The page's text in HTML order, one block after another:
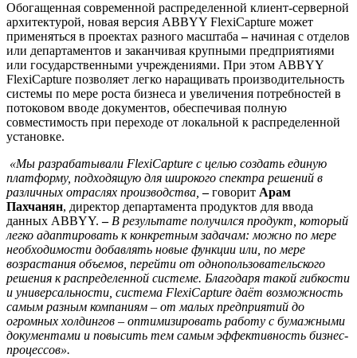
Обогащенная современной распределенной клиент-серверной
архитектурой, новая версия ABBYY FlexiCapture может
применяться в проектах разного масштаба–начиная с отделов
или департаментов и заканчивая крупными предприятиями
или государственными учреждениями. При этом ABBYY
FlexiCapture позволяет легко наращивать производительность
системы по мере роста бизнеса и увеличения потребностей в
потоковом вводе документов, обеспечивая полную
совместимость при переходе от локальной к распределенной
установке.
«Мы разрабатывали FlexiCapture с целью создать единую
платформу, подходящую для широкого спектра решений в
различных отраслях производства,–говорит Арам
Пахчанян, директор департамента продуктов для ввода
данных ABBYY.– В результате получился продукт, который
легко адаптировать к конкретным задачам: можно по мере
необходимости добавлять новые функции или, по мере
возрастания объемов, перейти от однопользовательского
решения к распределенной системе. Благодаря такой гибкости
и универсальности, система FlexiCapture даёт возможность
самым разным компаниям – от малых предприятий до
огромных холдингов – оптимизировать работу с бумажными
документами и повысить тем самым эффективность бизнес-
процессов».